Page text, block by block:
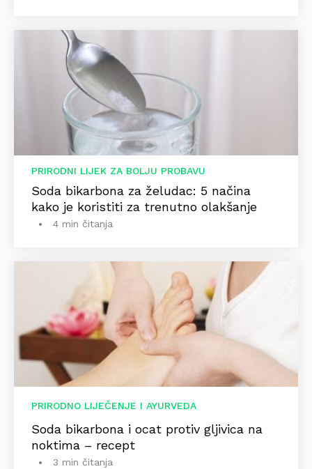
PRIRODNI LIJEK ZA BOLJU PROBAVU
Soda bikarbona za želudac: 5 načina
kako je koristiti za trenutno olakšanje
4 min čitanja
PRIRODNO LIJEČENJE I AYURVEDA
Soda bikarbona i ocat protiv gljivica na
noktima – recept
3 min čitanja